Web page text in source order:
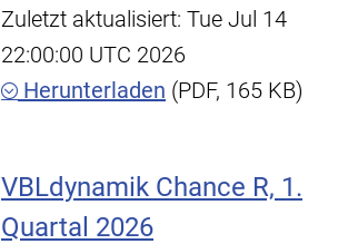
Zuletzt aktualisiert: Tue Jul 14
22:00:00 UTC 2026
Herunterladen (PDF, 165 KB)
VBLdynamik Chance R, 1.
Quartal 2026